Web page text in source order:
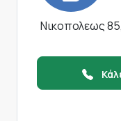
Νικοπολεως